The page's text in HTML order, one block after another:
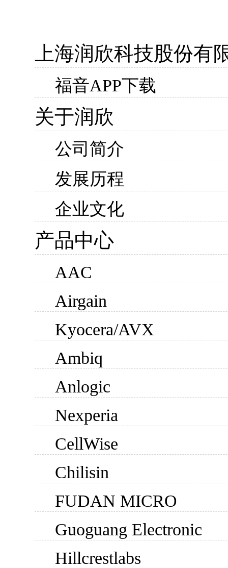
上海润欣科技股份有
福音APP下载
关于润欣
公司简介
发展历程
企业文化
产品中心
AAC
Airgain
Kyocera/AVX
Ambiq
Anlogic
Nexperia
CellWise
Chilisin
FUDAN MICRO
Guoguang Electronic
Hillcrestlabs